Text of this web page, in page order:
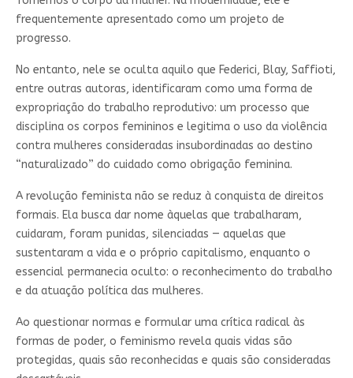
frequentemente apresentado como um projeto de
progresso.
No entanto, nele se oculta aquilo que Federici, Blay, Saffioti,
entre outras autoras, identificaram como uma forma de
expropriação do trabalho reprodutivo: um processo que
disciplina os corpos femininos e legitima o uso da violência
contra mulheres consideradas insubordinadas ao destino
“naturalizado” do cuidado como obrigação feminina.
A revolução feminista não se reduz à conquista de direitos
formais. Ela busca dar nome àquelas que trabalharam,
cuidaram, foram punidas, silenciadas — aquelas que
sustentaram a vida e o próprio capitalismo, enquanto o
essencial permanecia oculto: o reconhecimento do trabalho
e da atuação política das mulheres.
Ao questionar normas e formular uma crítica radical às
formas de poder, o feminismo revela quais vidas são
protegidas, quais são reconhecidas e quais são consideradas